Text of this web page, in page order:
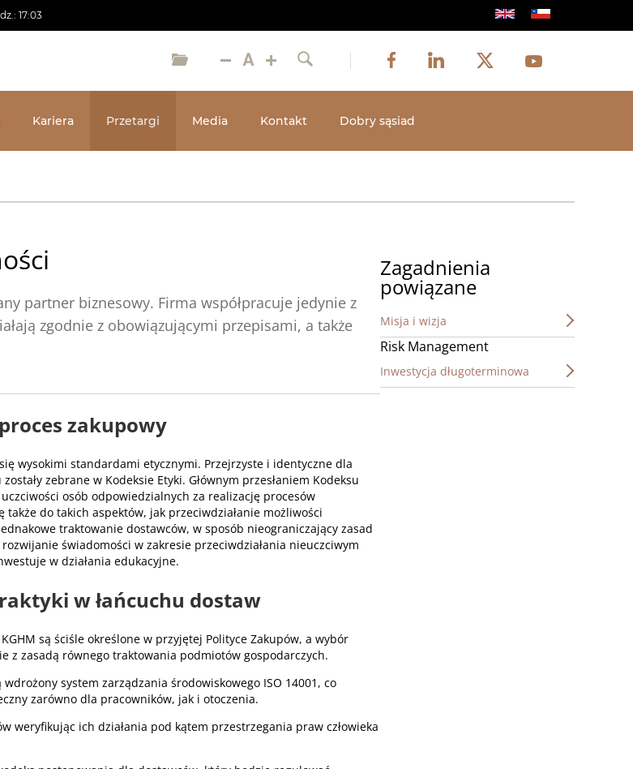
17:03
Szukaj
Social
media
Facebook
Obraz
LinkedIn
Obraz
Twitter
Obraz
Youtube
Obraz
Kariera Przetargi Media Kontakt Dobry sąsiad
partner biznesowy. Firma współpracuje jedynie z
zgodnie z obowiązującymi przepisami, a także
zakupowy
wysokimi standardami etycznymi. Przejrzyste i identyczne dla
zebrane w Kodeksie Etyki. Głównym przesłaniem Kodeksu
osób odpowiedzialnych za realizację procesów
do takich aspektów, jak przeciwdziałanie możliwości
traktowanie dostawców, w sposób nieograniczający zasad
świadomości w zakresie przeciwdziałania nieuczciwym
w działania edukacyjne.
w łańcuchu dostaw
są ściśle określone w przyjętej Polityce Zakupów, a wybór
z zasadą równego traktowania podmiotów gospodarczych.
system zarządzania środowiskowego ISO 14001, co
zarówno dla pracowników, jak i otoczenia.
weryfikując ich działania pod kątem przestrzegania praw człowieka
Zagadnienia
powiązane
Misja i wizja
Risk Management
Inwestycja długoterminowa